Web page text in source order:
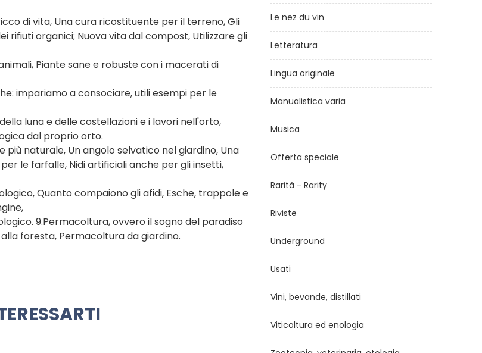
di vita, Una cura ricostituente per il terreno, Gli
organici; Nuova vita dal compost, Utilizzare gli
Piante sane e robuste con i macerati di
impariamo a consociare, utili esempi per le
luna e delle costellazioni e i lavori nell'orto,
dal proprio orto.
naturale, Un angolo selvatico nel giardino, Una
le farfalle, Nidi artificiali anche per gli insetti,
Quanto compaiono gli afidi, Esche, trappole e
9.Permacoltura, ovvero il sogno del paradiso
foresta, Permacoltura da giardino.
Le nez du vin
Letteratura
Lingua originale
Manualistica varia
Musica
Offerta speciale
Rarità - Rarity
Riviste
Underground
Usati
Vini, bevande, distillati
Viticoltura ed enologia